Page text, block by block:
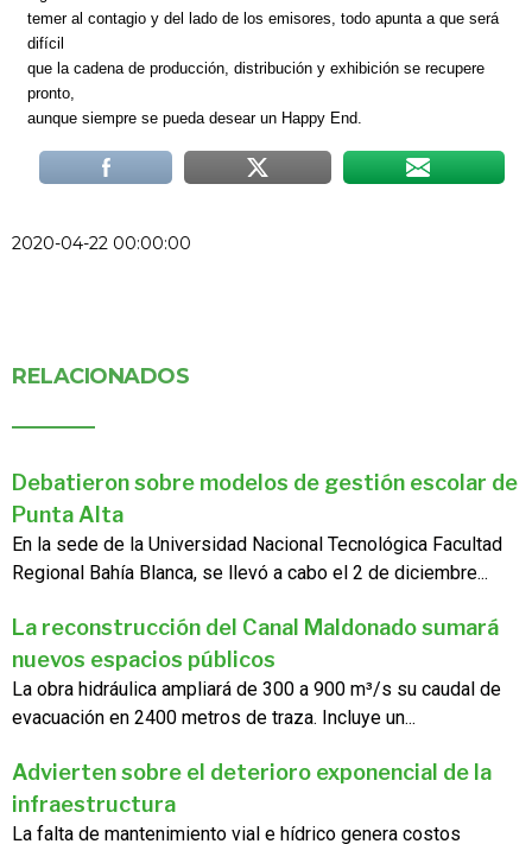
temer al contagio y del lado de los emisores, todo apunta a que será
difícil
que la cadena de producción, distribución y exhibición se recupere
pronto,
aunque siempre se pueda desear un Happy End.
2020-04-22 00:00:00
RELACIONADOS
Debatieron sobre modelos de gestión escolar de
Punta Alta
En la sede de la Universidad Nacional Tecnológica Facultad
Regional Bahía Blanca, se llevó a cabo el 2 de diciembre...
La reconstrucción del Canal Maldonado sumará
nuevos espacios públicos
La obra hidráulica ampliará de 300 a 900 m³/s su caudal de
evacuación en 2400 metros de traza. Incluye un...
Advierten sobre el deterioro exponencial de la
infraestructura
La falta de mantenimiento vial e hídrico genera costos